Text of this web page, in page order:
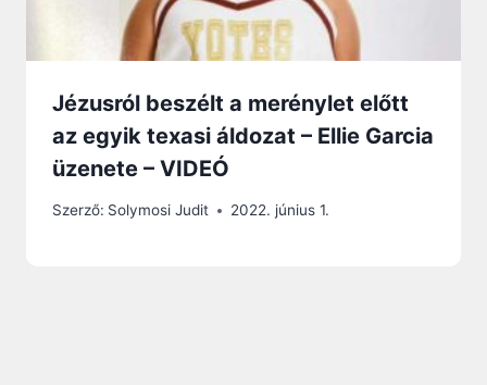
Jézusról beszélt a merénylet előtt
az egyik texasi áldozat – Ellie Garcia
üzenete – VIDEÓ
Szerző: Solymosi Judit 2022. június 1.